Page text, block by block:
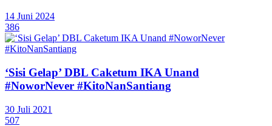
14 Juni 2024
386
‘Sisi Gelap’ DBL Caketum IKA Unand
#NoworNever #KitoNanSantiang
30 Juli 2021
507